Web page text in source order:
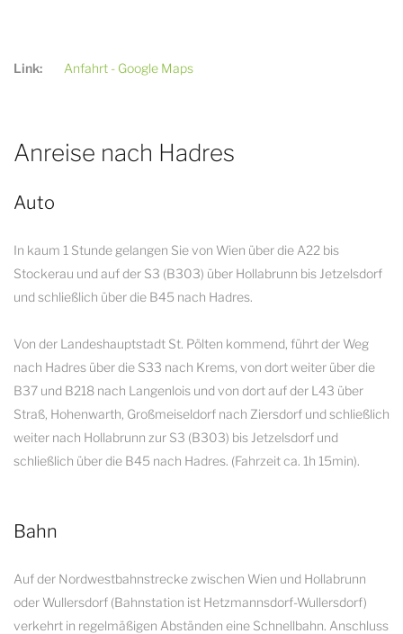
Link: Anfahrt - Google Maps
Anreise nach Hadres
Auto
In kaum 1 Stunde gelangen Sie von Wien über die A22 bis
Stockerau und auf der S3 (B303) über Hollabrunn bis Jetzelsdorf
und schließlich über die B45 nach Hadres.
Von der Landeshauptstadt St. Pölten kommend, führt der Weg
nach Hadres über die S33 nach Krems, von dort weiter über die
B37 und B218 nach Langenlois und von dort auf der L43 über
Straß, Hohenwarth, Großmeiseldorf nach Ziersdorf und schließlich
weiter nach Hollabrunn zur S3 (B303) bis Jetzelsdorf und
schließlich über die B45 nach Hadres. (Fahrzeit ca. 1h 15min).
Bahn
Auf der Nordwestbahnstrecke zwischen Wien und Hollabrunn
oder Wullersdorf (Bahnstation ist Hetzmannsdorf-Wullersdorf)
verkehrt in regelmäßigen Abständen eine Schnellbahn. Anschluss